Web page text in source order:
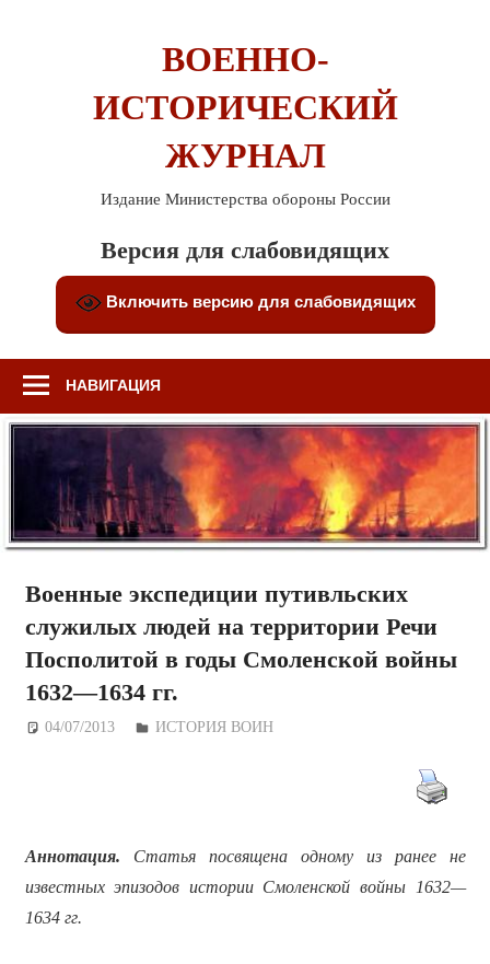
ВОЕННО-
ИСТОРИЧЕСКИЙ
ЖУРНАЛ
Издание Министерства обороны России
Версия для слабовидящих
Включить версию для слабовидящих
НАВИГАЦИЯ
Военные экспедиции путивльских
служилых людей на территории Речи
Посполитой в годы Смоленской войны
1632—1634 гг.
04/07/2013 Дежурный по Редакции
ИСТОРИЯ ВОИН
Аннотация.
Статья посвящена одному из ранее не
известных эпизодов истории Смоленской войны 1632—
1634 гг.